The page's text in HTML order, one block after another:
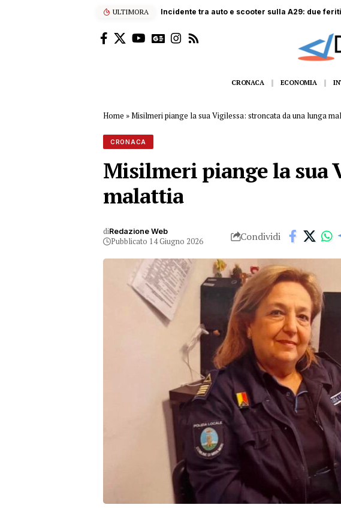
ULTIMORA Incidente tra auto e scooter sulla A29: due
CRONACA ECONOMIA
Home »Misilmeri piange la sua Vigilessa: stroncata da una lunga
CRONACA
Misilmeri piange la sua
malattia
diRedazione Web
Pubblicato 14 Giugno 2026 Condividi